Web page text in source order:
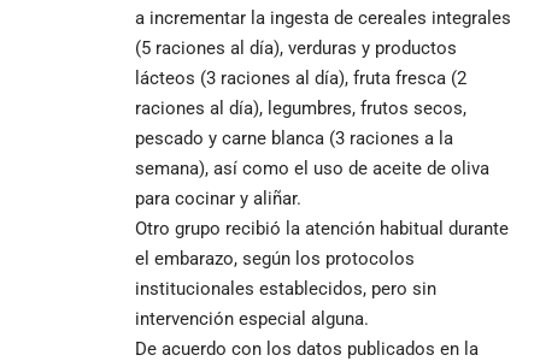
a incrementar la ingesta de cereales integrales
(5 raciones al día), verduras y productos
lácteos (3 raciones al día), fruta fresca (2
raciones al día), legumbres, frutos secos,
pescado y carne blanca (3 raciones a la
semana), así como el uso de aceite de oliva
para cocinar y aliñar.
Otro grupo recibió la atención habitual durante
el embarazo, según los protocolos
institucionales establecidos, pero sin
intervención especial alguna.
De acuerdo con los datos publicados en la